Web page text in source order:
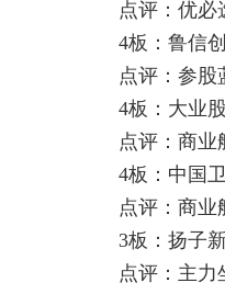
点评：优必
4板：鲁信
点评：参股
4板：大业
点评：商业
4板：中国
点评：商业
3板：扬子
点评：主力坐